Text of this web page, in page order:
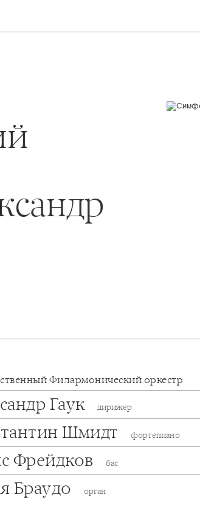
Филармонический оркестр
Гаук дирижер
Шмидт фортепиано
Фрейдков бас
Браудо орган